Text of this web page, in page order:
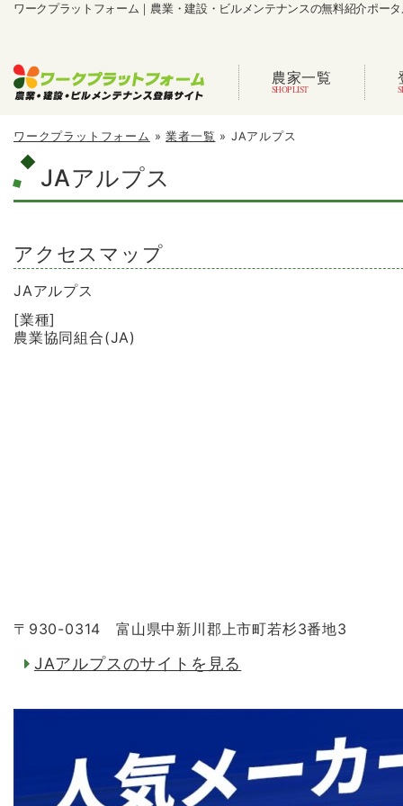
ワークプラットフォーム｜農業・建設・ビルメンテナンスの無料紹介ポー
農家一覧
ワークプラットフォーム »業者一覧 » JAアルプス
JAアルプス
アクセスマップ
JAアルプス
[業種]
農業協同組合(JA)
〒930-0314 富山県中新川郡上市町若杉3番地3
JAアルプスのサイトを見る